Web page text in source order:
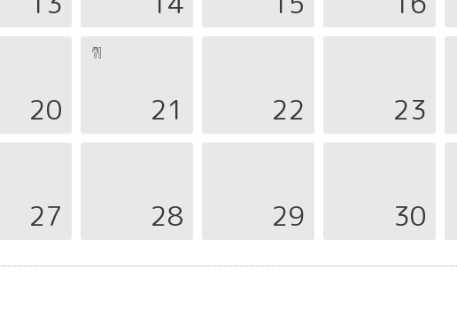
20 21 22 23
27 28 29 30